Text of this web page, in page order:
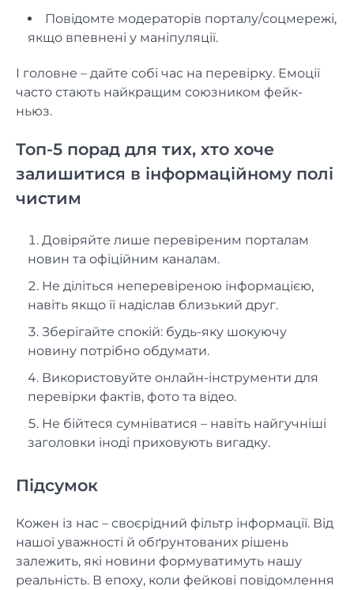
Повідомте модераторів порталу/соцмережі,
якщо впевнені у маніпуляції.
І головне – дайте собі час на перевірку. Емоції
часто стають найкращим союзником фейк-
ньюз.
Топ-5 порад для тих, хто хоче
залишитися в інформаційному полі
чистим
Довіряйте лише перевіреним порталам
новин та офіційним каналам.
Не діліться неперевіреною інформацією,
навіть якщо її надіслав близький друг.
Зберігайте спокій: будь-яку шокуючу
новину потрібно обдумати.
Використовуйте онлайн-інструменти для
перевірки фактів, фото та відео.
Не бійтеся сумніватися – навіть найгучніші
заголовки іноді приховують вигадку.
Підсумок
Кожен із нас – своєрідний фільтр інформації. Від
нашої уважності й обґрунтованих рішень
залежить, які новини формуватимуть нашу
реальність. В епоху, коли фейкові повідомлення